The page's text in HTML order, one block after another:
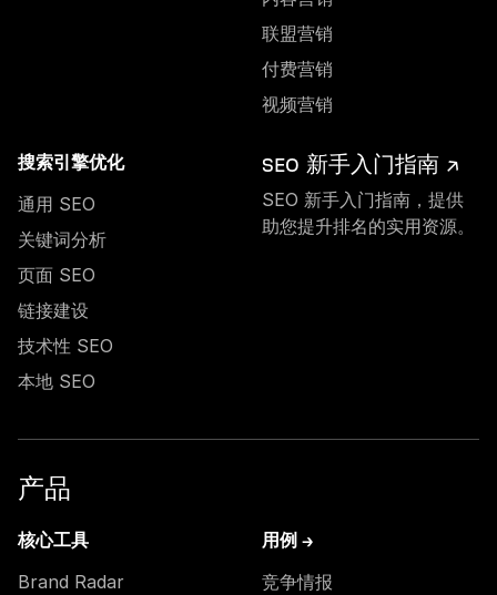
联盟营销
付费营销
视频营销
搜索引擎优化
通用 SEO
关键词分析
页面 SEO
链接建设
技术性 SEO
本地 SEO
SEO 新手入门指南 ↗
SEO 新手入门指南，提供
助您提升排名的实用资源。
产品
核心工具
Brand Radar
用例 →
竞争情报